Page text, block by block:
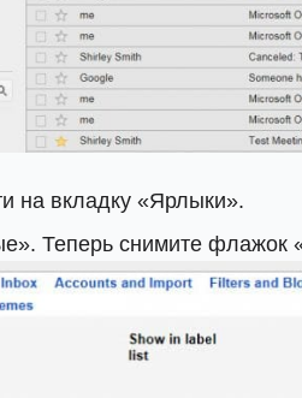
на вкладку «Ярлыки».
Теперь снимите флажок